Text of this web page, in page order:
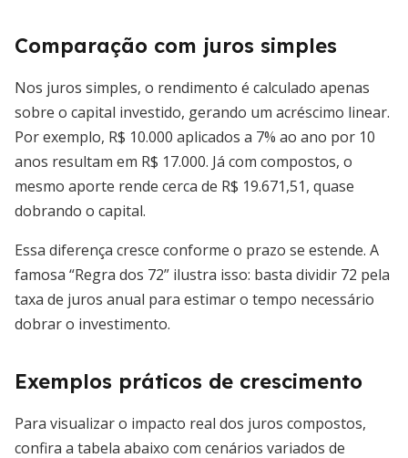
Comparação com juros simples
Nos juros simples, o rendimento é calculado apenas
sobre o capital investido, gerando um acréscimo linear.
Por exemplo, R$ 10.000 aplicados a 7% ao ano por 10
anos resultam em R$ 17.000. Já com compostos, o
mesmo aporte rende cerca de R$ 19.671,51, quase
dobrando o capital.
Essa diferença cresce conforme o prazo se estende. A
famosa “Regra dos 72” ilustra isso: basta dividir 72 pela
taxa de juros anual para estimar o tempo necessário
dobrar o investimento.
Exemplos práticos de crescimento
Para visualizar o impacto real dos juros compostos,
confira a tabela abaixo com cenários variados de